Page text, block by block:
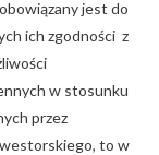
jest do
ich zgodności z
w stosunku
przez
to w